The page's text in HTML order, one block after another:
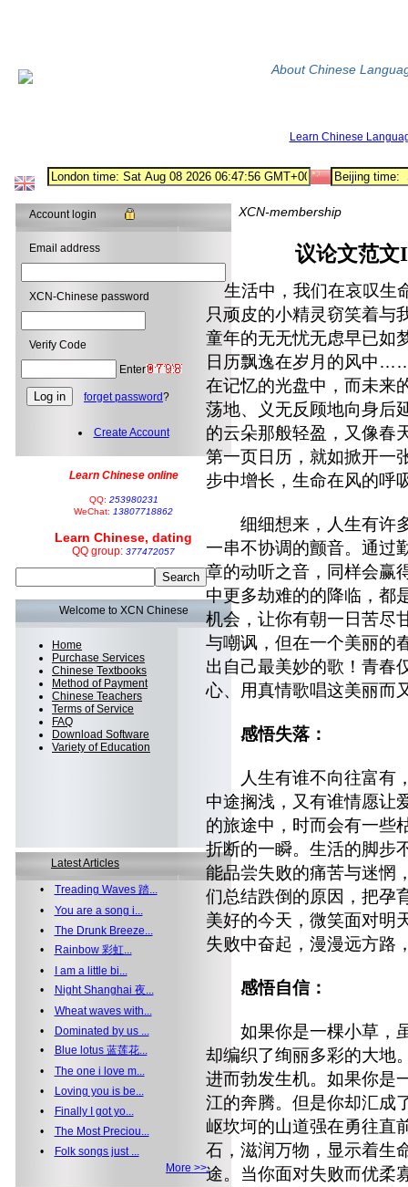
About Chinese
Learn Chinese
Account login
Email address
XCN-Chinese password
Verify Code
Enter
forget password?
Create Account
Learn Chinese online
QQ: 253980231
WeChat: 13807718862
Learn Chinese, dating
QQ group: 377472057
Welcome to XCN Chinese
Home
Purchase Services
Chinese Textbooks
Method of Payment
Chinese Teachers
Terms of Service
FAQ
Download Software
Variety of Education
Latest Articles
• Treading Waves 踏...
• You are a song i...
• The Drunk Breeze...
•
Rainbow 彩虹...
•
I am a little bi...
•
Night Shanghai 夜...
• Wheat waves with...
•
Dominated by us ...
•
Blue lotus 蓝莲花...
• The one i love m...
•
Loving you is be...
•
Finally I got yo...
• The Most Preciou...
•
Folk songs just ...
More >>
XCN-membership
议论文范文
生活中，我们在哀叹生
只顽皮的小精灵窃笑着与
童年的无无忧无虑早已如
日历飘逸在岁月的风中
在记忆的光盘中，而未来
荡地、义无反顾地向身后
的云朵那般轻盈，又像
第一页日历，就如掀开一
步中增长，生命在风的呼
细细想来，人生有许多
一串不协调的颤音。通过
章的动听之音，同样会赢
中更多劫难的的降临，都
机会，让你有朝一日苦尽
与嘲讽，但在一个美丽的
出自己最美妙的歌！青春
心、用真情歌唱这美丽而
感悟失落：
人生有谁不向往富有，
中途搁浅，又有谁情愿
的旅途中，时而会有一些
折断的一瞬。生活的脚步
能品尝失败的痛苦与迷惘
们总结跌倒的原因，把孕
美好的今天，微笑面对明
失败中奋起，漫漫远方路
感悟自信：
如果你是一棵小草，虽
却编织了绚丽多彩的大地
进而勃发生机。如果你是
江的奔腾。但是你却汇成
岖坎坷的山道强在勇往直
石，滋润万物，显示着生
途。当你面对失败而优柔